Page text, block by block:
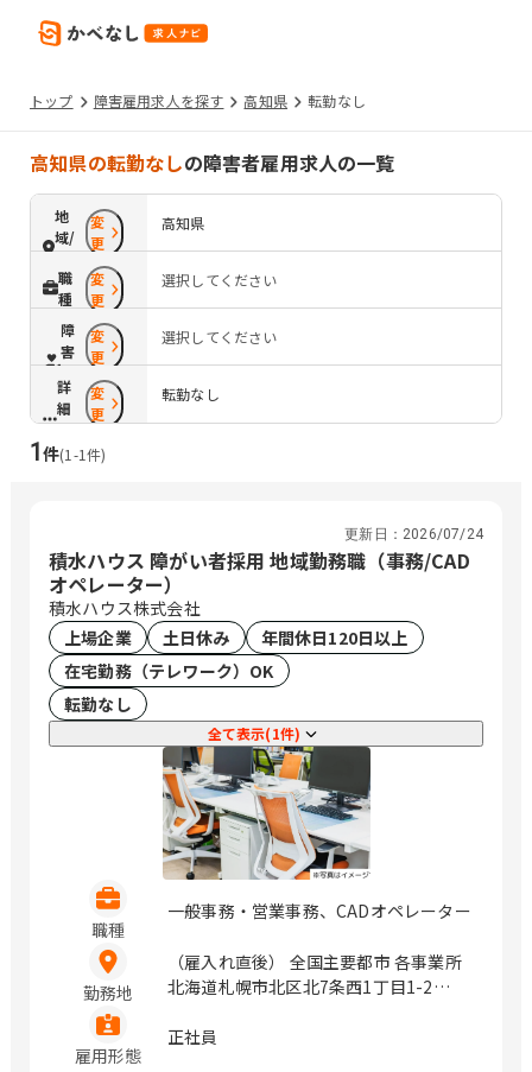
トップ 障害雇用求人を探す 高知県 転勤なし
高知県の転勤なしの障害者雇用求人の一覧
地
域/
路
線
変
更
高知県
職
種
変
更
選択してください
障
害
配
慮
変
更
選択してください
詳
細
条
件
変
更
転勤なし
1件(1 -1件)
更新日： 2026/07/24
積水ハウス 障がい者採用 地域勤務職（事務/CAD
オペレーター）
積水ハウス株式会社
上場企業
土日休み
年間休日120日以上
在宅勤務（テレワーク）OK
転勤なし
全て表示(1件)
職種
一般事務・営業事務、CADオペレーター
勤務地
（雇入れ直後） 全国主要都市 各事業所
北海道札幌市北区北7条西1丁目1-2
前北通1-10橋市盛岡ビル7F 宮城県仙台
雇用形態
正社員